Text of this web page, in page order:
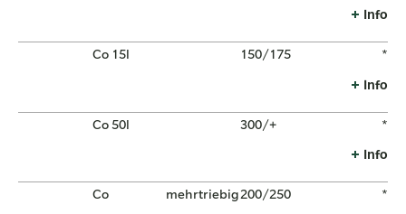
Info
Co 15l 150/175 *
Info
Co 50l 300/+ *
Info
Co mehrtriebig200/250 *